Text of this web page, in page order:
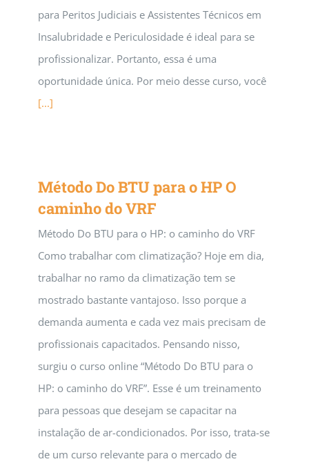
para Peritos Judiciais e Assistentes Técnicos em
Insalubridade e Periculosidade é ideal para se
profissionalizar. Portanto, essa é uma
oportunidade única. Por meio desse curso, você
[...]
Método Do BTU para o HP O
caminho do VRF
Método Do BTU para o HP: o caminho do VRF
Como trabalhar com climatização? Hoje em dia,
trabalhar no ramo da climatização tem se
mostrado bastante vantajoso. Isso porque a
demanda aumenta e cada vez mais precisam de
profissionais capacitados. Pensando nisso,
surgiu o curso online “Método Do BTU para o
HP: o caminho do VRF”. Esse é um treinamento
para pessoas que desejam se capacitar na
instalação de ar-condicionados. Por isso, trata-se
de um curso relevante para o mercado de